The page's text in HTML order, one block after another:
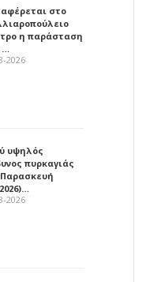
στο
η παράσταση
…
2026
υψηλός
πυρκαγιάς
2026